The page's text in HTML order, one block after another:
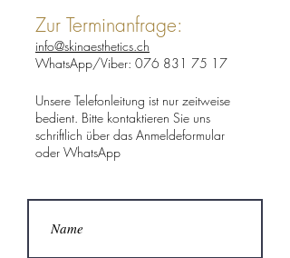
Zur Terminanfrage:
info@skinaesthetics.ch
WhatsApp/Viber: 076 831 75 17
Unsere Telefonleitung ist nur zeitweise
bedient. Bitte kontaktieren Sie uns
schriftlich über das Anmeldeformular
oder WhatsApp